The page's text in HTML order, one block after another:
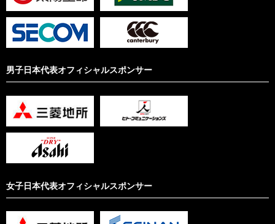
男子日本代表オフィシャルスポンサー
女子日本代表オフィシャルスポンサー